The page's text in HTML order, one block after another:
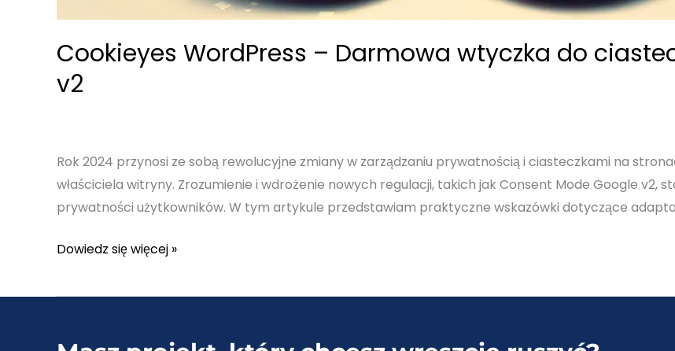
Cookieyes WordPress – Darmowa wtyczka do
v2
Rok 2024 przynosi ze sobą rewolucyjne zmiany w zarządzaniu prywatnością i ciasteczkami na
właściciela witryny. Zrozumienie i wdrożenie nowych regulacji, takich jak Consent Mode Google v2,
prywatności użytkowników. W tym artykule przedstawiam praktyczne wskazówki dotyczące
Cookieyes
–
wtyczka
Dowiedz się więcej »